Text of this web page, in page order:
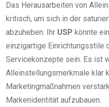
Das Herausarbeiten von
kritisch, um sich in der
abzuheben. Ihr USP könnte
einzigartige Einrichtungsstile
Servicekonzepte sein. Es ist
Alleinstellungsmerkmale klar
Marketingmaßnahmen
Markenidentität aufzubauen.